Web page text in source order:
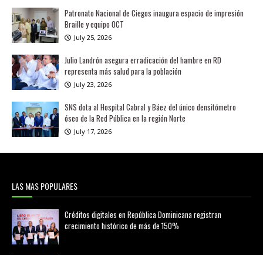
Patronato Nacional de Ciegos inaugura espacio de impresión
Braille y equipo OCT
July 25, 2026
Julio Landrón asegura erradicación del hambre en RD
representa más salud para la población
July 23, 2026
SNS dota al Hospital Cabral y Báez del único densitómetro
óseo de la Red Pública en la región Norte
July 17, 2026
LAS MAS POPULARES
Créditos digitales en República Dominicana registran
crecimiento histórico de más de 150%